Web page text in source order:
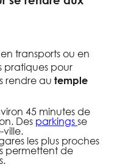
transports ou en
pratiques pour
rendre au temple
45 minutes de
Des parkingsse
les plus proches
permettent de